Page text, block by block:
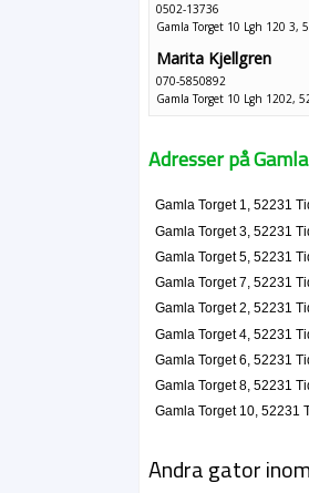
0502-13736
Gamla Torget 10 Lgh 120 3,
Marita Kjellgren
070-5850892
Gamla Torget 10 Lgh 1202,
0502-10017
Gamla Torget 3, 52231
Step In Sko HB
0502-10078
Gamla Torget 3, 52231
0502-14257
Gamla Torget 3 A, 52231
Tidaholms
Carina Fågelström
0502-12905
Gamla Torget 3 A Bv, 52231
Lena Susann Moström
Adresser på
Gamla Torget 1, 52231
Gamla Torget 3, 52231
Gamla Torget 5, 52231
Gamla Torget 7, 52231
Gamla Torget 2, 52231
Gamla Torget 4, 52231
Gamla Torget 6, 52231
Gamla Torget 8, 52231
Gamla Torget 10, 52231
Andra gator